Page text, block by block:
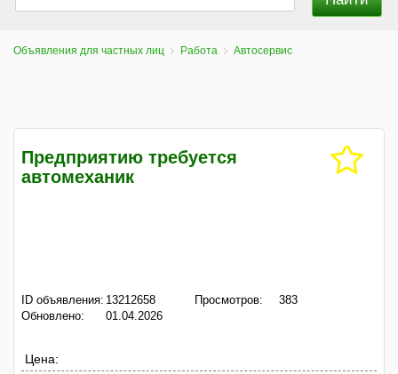
Объявления для частных лиц Работа Автосервис
Предприятию требуется
автомеханик
ID объявления: 13212658
Обновлено:
01.04.2026
Просмотров: 383
Цена: